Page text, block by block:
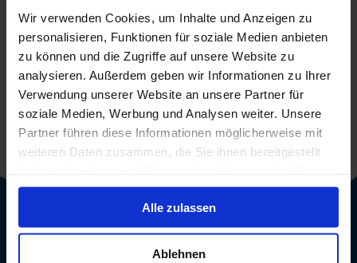
Wir verwenden Cookies, um Inhalte und Anzeigen zu
personalisieren, Funktionen für soziale Medien anbieten
zu können und die Zugriffe auf unsere Website zu
analysieren. Außerdem geben wir Informationen zu Ihrer
Verwendung unserer Website an unsere Partner für
soziale Medien, Werbung und Analysen weiter. Unsere
Partner führen diese Informationen möglicherweise mit
weiteren Daten zusammen, die Sie ihnen bereitgestellt
gesammelt haben.
Alle zulassen
Ablehnen
 WhatsApp
0800 / 7008822